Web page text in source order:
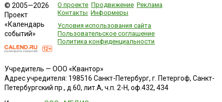
© 2005—2026
Проект
«Календарь
событий»
О проекте Продвижение Реклама
Контакты Информеры
Условия использования сайта
Пользовательское соглашение
Политика конфиденциальности
Учредитель — ООО «Квантор»
Адрес учредителя: 198516 Санкт-Петербург, г. Петергоф, Санкт-
Петербургский пр., д.60, лит.А, ч.п. 2-Н, оф.432, 434